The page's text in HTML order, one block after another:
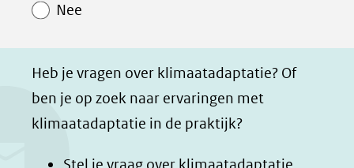
a
b
o
i
d
h
t
a
n
d
l
Nee
Heb je vragen over klimaatadaptatie? Of
ben je op zoek naar ervaringen met
klimaatadaptatie in de praktijk?